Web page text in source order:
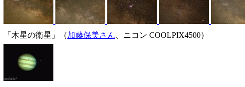
「木星の衛星」（加藤保美さん 、ニコン COOLPIX4500）